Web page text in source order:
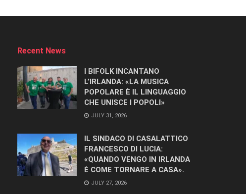
Recent News
I BIFOLK INCANTANO
L’IRLANDA: «LA MUSICA
POPOLARE È IL LINGUAGGIO
CHE UNISCE I POPOLI»
JULY 31, 2026
IL SINDACO DI CASALATTICO
FRANCESCO DI LUCIA:
«QUANDO VENGO IN IRLANDA
È COME TORNARE A CASA».
JULY 27, 2026